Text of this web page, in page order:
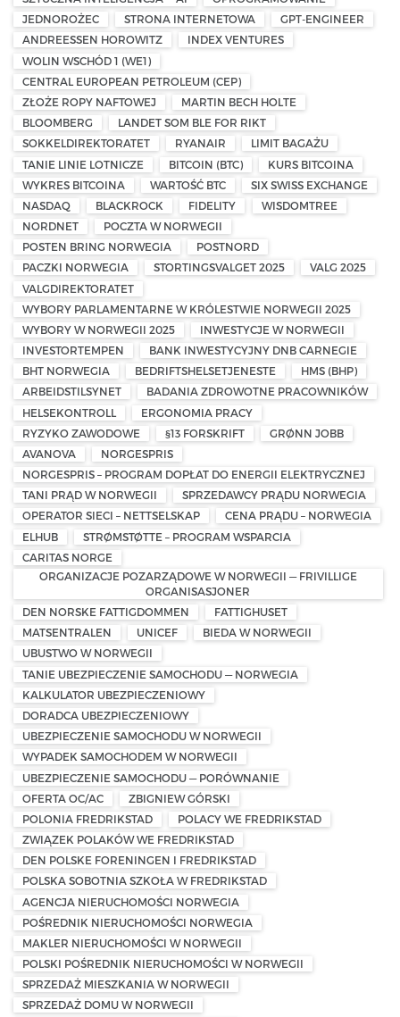
JEDNOROŻEC
STRONA INTERNETOWA
GPT-ENGINEER
ANDREESSEN HOROWITZ
INDEX VENTURES
WOLIN WSCHÓD 1 (WE1)
CENTRAL EUROPEAN PETROLEUM (CEP)
ZŁOŻE ROPY NAFTOWEJ
MARTIN BECH HOLTE
BLOOMBERG
LANDET SOM BLE FOR RIKT
SOKKELDIREKTORATET
RYANAIR
LIMIT BAGAŻU
TANIE LINIE LOTNICZE
BITCOIN (BTC)
KURS BITCOINA
WYKRES BITCOINA
WARTOŚĆ BTC
SIX SWISS EXCHANGE
NASDAQ
BLACKROCK FIDELITY
WISDOMTREE
NORDNET
POCZTA W NORWEGII
POSTEN BRING NORWEGIA
POSTNORD
PACZKI NORWEGIA
STORTINGSVALGET 2025
VALG 2025
VALGDIREKTORATET
WYBORY PARLAMENTARNE W KRÓLESTWIE NORWEGII 2025
WYBORY W NORWEGII 2025
INWESTYCJE W NORWEGII
INVESTORTEMPEN
BANK INWESTYCYJNY DNB CARNEGIE
BHT NORWEGIA
BEDRIFTSHELSETJENESTE
HMS (BHP)
ARBEIDSTILSYNET
BADANIA ZDROWOTNE PRACOWNIKÓW
HELSEKONTROLL
ERGONOMIA PRACY
RYZYKO ZAWODOWE
§13 FORSKRIFT
GRØNN JOBB
AVANOVA
NORGESPRIS
NORGESPRIS – PROGRAM DOPŁAT DO ENERGII ELEKTRYCZNEJ
TANI PRĄD W NORWEGII
SPRZEDAWCY PRĄDU NORWEGIA
OPERATOR SIECI – NETTSELSKAP
CENA PRĄDU – NORWEGIA
ELHUB
STRØMSTØTTE – PROGRAM WSPARCIA
CARITAS NORGE
ORGANIZACJE POZARZĄDOWE W NORWEGII — FRIVILLIGE
ORGANISASJONER
DEN NORSKE FATTIGDOMMEN
FATTIGHUSET
MATSENTRALEN
UNICEF
BIEDA W NORWEGII
UBUSTWO W NORWEGII
TANIE UBEZPIECZENIE SAMOCHODU — NORWEGIA
KALKULATOR UBEZPIECZENIOWY
DORADCA UBEZPIECZENIOWY
UBEZPIECZENIE SAMOCHODU W NORWEGII
WYPADEK SAMOCHODEM W NORWEGII
UBEZPIECZENIE SAMOCHODU — PORÓWNANIE
OFERTA OC/AC
ZBIGNIEW GÓRSKI
POLONIA FREDRIKSTAD
POLACY WE FREDRIKSTAD
ZWIĄZEK POLAKÓW WE FREDRIKSTAD
DEN POLSKE FORENINGEN I FREDRIKSTAD
POLSKA SOBOTNIA SZKOŁA W FREDRIKSTAD
AGENCJA NIERUCHOMOŚCI NORWEGIA
POŚREDNIK NIERUCHOMOŚCI NORWEGIA
MAKLER NIERUCHOMOŚCI W NORWEGII
POLSKI POŚREDNIK NIERUCHOMOŚCI W NORWEGII
SPRZEDAŻ MIESZKANIA W NORWEGII
SPRZEDAŻ DOMU W NORWEGII